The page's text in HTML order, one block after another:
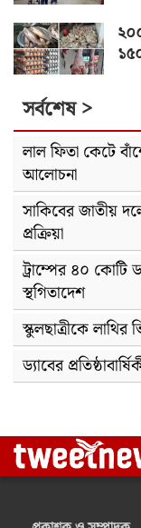
সর্বশেষ >
লাল ফিতা কেটে
আলোচনা
সাকিবের জাতীয়
প্রক্রিয়া
ট্রাম্পের ৪০ কোটি
স্থগিতাদেশ
স্কুলছাত্রীকে
ড্যাবের